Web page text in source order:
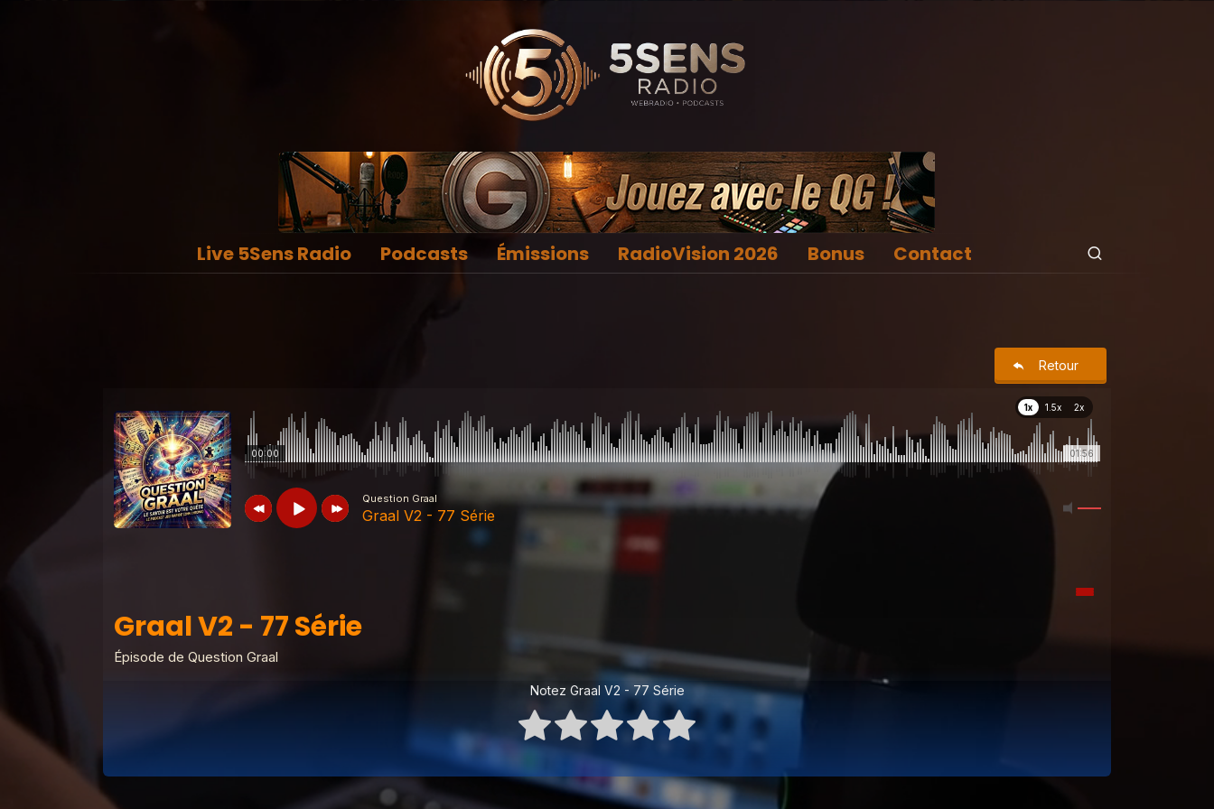
Live 5Sens Radio Podcasts Émissions RadioVision 2026 Bonus Contact
Retour
01:56
00:00
Question Graal
Graal V2 - 77 Série
Question Graal
Graal V2 - 97 musique
1x 1.5x 2x
Graal V2 - 77 Série
Épisode de Question Graal
Notez Graal V2 - 77 Série